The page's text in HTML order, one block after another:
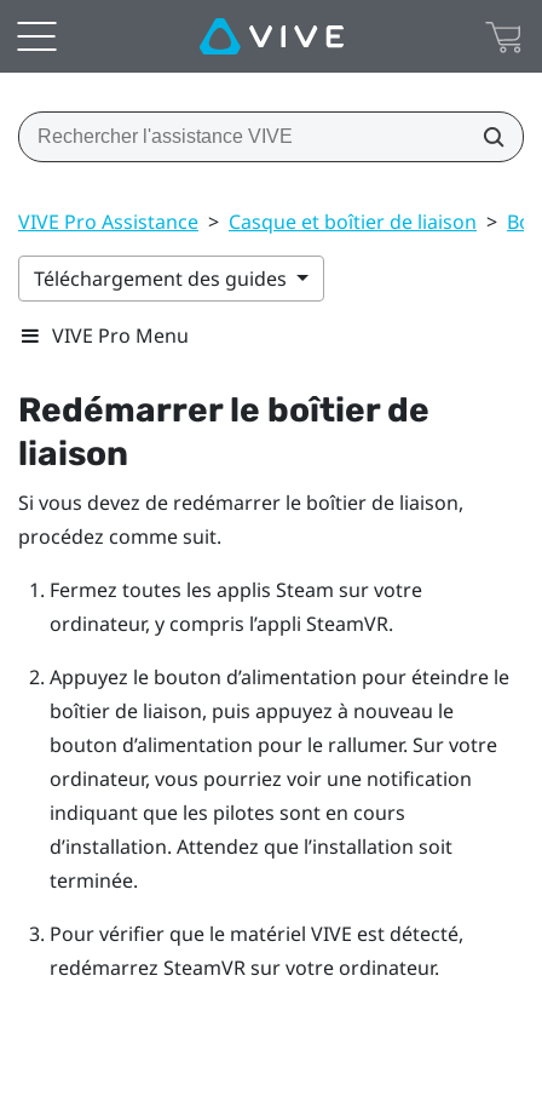
VIVE Pro Assistance > Casque et boîtier de liaison >
Téléchargement des guides
VIVE Pro Menu
Redémarrer le boîtier de
liaison
Si vous devez de redémarrer le boîtier de liaison,
procédez comme suit.
Fermez toutes les applis Steam sur votre
ordinateur, y compris l’appli SteamVR.
Appuyez le bouton d’alimentation pour éteindre le
boîtier de liaison, puis appuyez à nouveau le
bouton d’alimentation pour le rallumer. Sur votre
ordinateur, vous pourriez voir une notification
indiquant que les pilotes sont en cours
d’installation. Attendez que l’installation soit
terminée.
Pour vérifier que le matériel VIVE est détecté,
redémarrez SteamVRsur votre ordinateur.